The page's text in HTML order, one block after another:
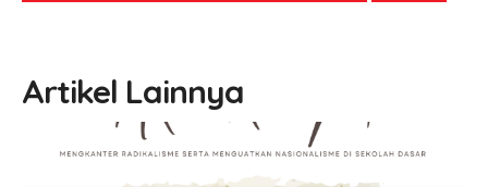
Artikel Lainnya